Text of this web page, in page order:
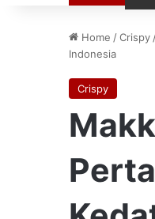
Home /Crispy
Indonesia
Crispy